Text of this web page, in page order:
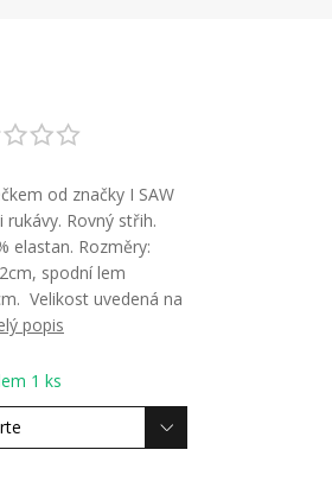
od značky I SAW
rukávy. Rovný střih.
elastan. Rozměry:
spodní lem
Velikost uvedená na
popis
1 ks